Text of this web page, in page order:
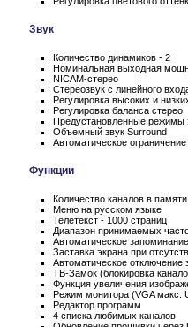
Звук
Количество динамиков - 2
Номинальная выходная
NICAM-стерео
Стереозвук с линейного
Регулировка высоких и
Регулировка баланса стерео
Предустановленные режимы
Объемный звук Surround
Автоматическое ограничение
Функции
Количество каналов в
Меню на русском языке
Телетекст - 1000 страниц
Диапазон принимаемых
Автоматическое
Заставка экрана при
Автоматическое отключение
ТВ-Замок (блокировка
Функция увеличения
Режим монитора (VGA макс.
Редактор программ
4 списка любимых каналов